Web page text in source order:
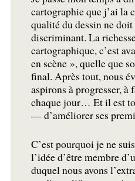
cartographie que j’ai la
qualité du dessin ne
discriminant. La
cartographique, c’est
en scène », quelle que
final. Après tout, nous
aspirons à progresser,
chaque jour… Et il est
— d’améliorer ses
C’est pourquoi je ne
l’idée d’être membre
duquel nous avons